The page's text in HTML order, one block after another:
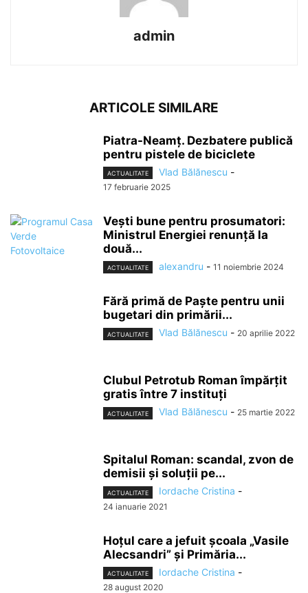
admin
ARTICOLE SIMILARE
Piatra-Neamț. Dezbatere publică
pentru pistele de biciclete
ACTUALITATE Vlad Bălănescu -
17 februarie 2025
Vești bune pentru prosumatori:
Ministrul Energiei renunță la
două...
ACTUALITATE alexandru - 11 noiembrie 2024
Fără primă de Paşte pentru unii
bugetari din primării...
ACTUALITATE Vlad Bălănescu - 20 aprilie 2022
Clubul Petrotub Roman împărțit
gratis între 7 instituți
ACTUALITATE Vlad Bălănescu - 25 martie 2022
Spitalul Roman: scandal, zvon de
demisii și soluții pe...
ACTUALITATE Iordache Cristina -
24 ianuarie 2021
Hoțul care a jefuit școala „Vasile
Alecsandri” și Primăria...
ACTUALITATE Iordache Cristina -
28 august 2020